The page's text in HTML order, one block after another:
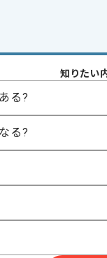
発経験4年以上
ションの開発経験
経験
マンスチューニングの
テクチャに関する知見
プロイ環境の構築と運
知りたい
る?
る?